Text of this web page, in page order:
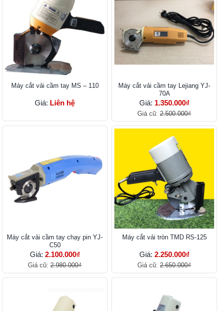
Máy cắt vải cầm tay MS – 110
Giá: Liên hệ
Máy cắt vải cầm tay Lejiang YJ-
70A
Giá: 1.350.000₫
Giá cũ: 2.500.000₫
Máy cắt vải cầm tay chạy pin YJ-
C50
Giá: 2.100.000₫
Giá cũ: 2.980.000₫
Máy cắt vải tròn TMD RS-125
Giá: 2.250.000₫
Giá cũ: 2.650.000₫